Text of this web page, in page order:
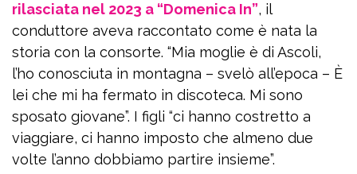
rilasciata nel 2023 a “Domenica In”, il
conduttore aveva raccontato come è nata la
storia con la consorte. “Mia moglie è di Ascoli,
l’ho conosciuta in montagna – svelò all’epoca – È
lei che mi ha fermato in discoteca. Mi sono
sposato giovane”. I figli “ci hanno costretto a
viaggiare, ci hanno imposto che almeno due
volte l’anno dobbiamo partire insieme”.